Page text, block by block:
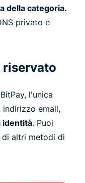
della categoria.
privato e
riservato
l'unica
indirizzo email,
identità. Puoi
di altri metodi di